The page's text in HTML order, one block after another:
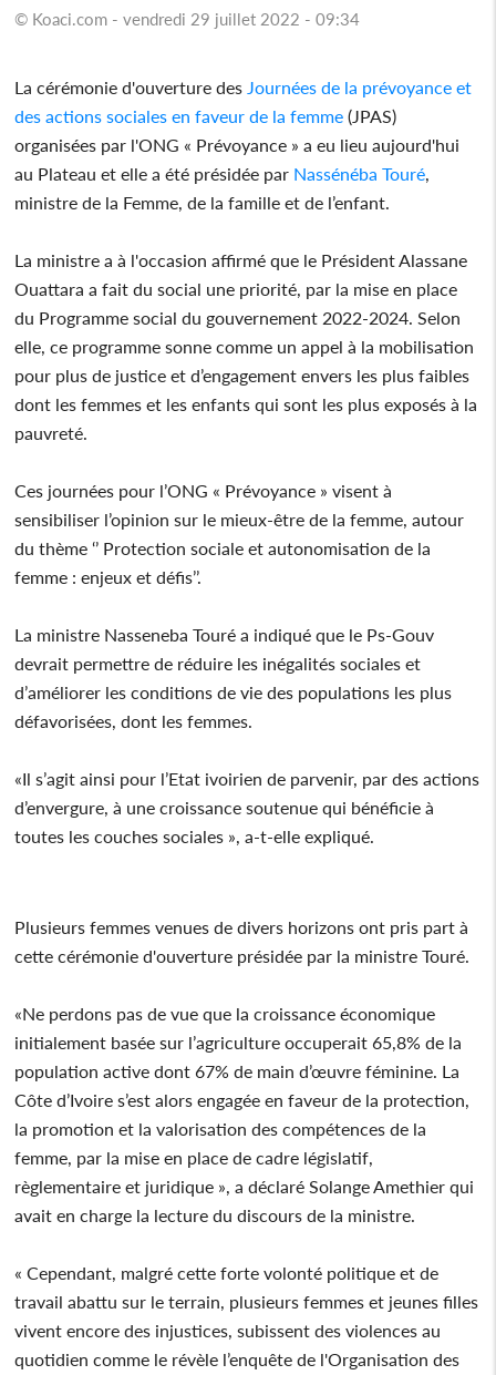
© Koaci.com - vendredi 29 juillet 2022 - 09:34
La cérémonie d'ouverture des Journées de la prévoyance et
des actions sociales en faveur de la femme (JPAS)
organisées par l'ONG « Prévoyance » a eu lieu aujourd'hui
au Plateau et elle a été présidée par Nassénéba Touré,
ministre de la Femme, de la famille et de l’enfant.
La ministre a à l'occasion affirmé que le Président Alassane
Ouattara a fait du social une priorité, par la mise en place
du Programme social du gouvernement 2022-2024. Selon
elle, ce programme sonne comme un appel à la mobilisation
pour plus de justice et d’engagement envers les plus faibles
dont les femmes et les enfants qui sont les plus exposés à la
pauvreté.
Ces journées pour l’ONG « Prévoyance » visent à
sensibiliser l’opinion sur le mieux-être de la femme, autour
du thème ‘’ Protection sociale et autonomisation de la
femme : enjeux et défis’’.
La ministre Nasseneba Touré a indiqué que le Ps-Gouv
devrait permettre de réduire les inégalités sociales et
d’améliorer les conditions de vie des populations les plus
défavorisées, dont les femmes.
«Il s’agit ainsi pour l’Etat ivoirien de parvenir, par des actions
d’envergure, à une croissance soutenue qui bénéficie à
toutes les couches sociales », a-t-elle expliqué.
Plusieurs femmes venues de divers horizons ont pris part à
cette cérémonie d'ouverture présidée par la ministre Touré.
«Ne perdons pas de vue que la croissance économique
initialement basée sur l’agriculture occuperait 65,8% de la
population active dont 67% de main d’œuvre féminine. La
Côte d’Ivoire s’est alors engagée en faveur de la protection,
la promotion et la valorisation des compétences de la
femme, par la mise en place de cadre législatif,
règlementaire et juridique », a déclaré Solange Amethier qui
avait en charge la lecture du discours de la ministre.
« Cependant, malgré cette forte volonté politique et de
travail abattu sur le terrain, plusieurs femmes et jeunes filles
vivent encore des injustices, subissent des violences au
quotidien comme le révèle l’enquête de l'Organisation des